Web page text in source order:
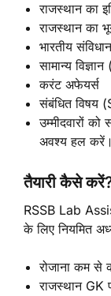
राजस्थान का
राजस्थान का
भारतीय
सामान्य
करंट अफेयर्स
संबंधित विषय
उम्मीदवारों
अवश्य हल करें।
तैयारी कैसे
RSSB Lab
के लिए नियमित
रोजाना कम से
राजस्थान GK